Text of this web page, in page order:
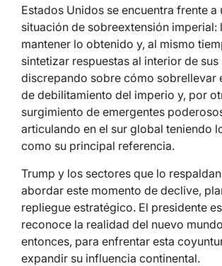
Estados Unidos se encuentra frente a
situación de sobreextensión imperial:
mantener lo obtenido y, al mismo
sintetizar respuestas al interior de
discrepando sobre cómo sobrellevar
de debilitamiento del imperio y, por
surgimiento de emergentes
articulando en el sur global teniendo
como su principal referencia.
Trump y los sectores que lo
abordar este momento de declive,
repliegue estratégico. El presidente
reconoce la realidad del nuevo
entonces, para enfrentar esta
expandir su influencia continental.